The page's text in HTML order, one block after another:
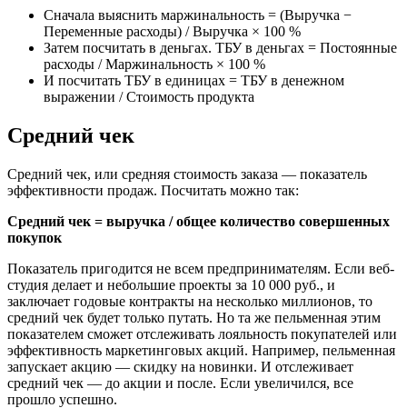
Сначала выяснить маржинальность = (Выручка −
Переменные расходы) / Выручка × 100 %
Затем посчитать в деньгах. ТБУ в деньгах = Постоянные
расходы / Маржинальность × 100 %
И посчитать ТБУ в единицах = ТБУ в денежном
выражении / Стоимость продукта
Средний чек
Средний чек, или средняя стоимость заказа — показатель
эффективности продаж. Посчитать можно так:
Средний чек = выручка / общее количество совершенных
покупок
Показатель пригодится не всем предпринимателям. Если веб-
студия делает и небольшие проекты за 10 000 руб., и
заключает годовые контракты на несколько миллионов, то
средний чек будет только путать. Но та же пельменная этим
показателем сможет отслеживать лояльность покупателей или
эффективность маркетинговых акций. Например, пельменная
запускает акцию — скидку на новинки. И отслеживает
средний чек — до акции и после. Если увеличился, все
прошло успешно.